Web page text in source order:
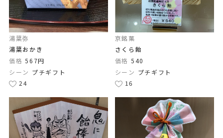
湯葉弥
湯葉おかき
価格 567円
シーン プチギフト
24
京銘菓
さくら飴
価格 540
シーン プチギフト
16